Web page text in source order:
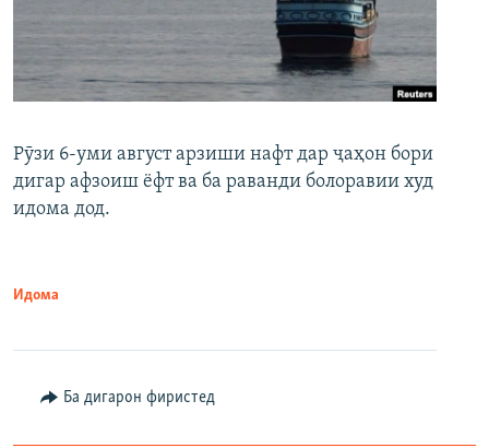
Рӯзи 6-уми август арзиши нафт дар ҷаҳон бори
дигар афзоиш ёфт ва ба раванди болоравии худ
идома дод.
Идома
Ба дигарон фиристед